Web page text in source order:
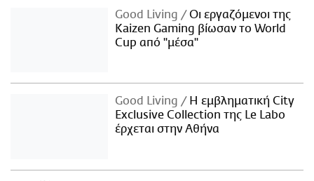
Good Living
Οι εργαζόμενοι της
Kaizen Gaming βίωσαν το World
Cup από "μέσα"
Good Living
Η εμβληματική City
Exclusive Collection της Le Labo
έρχεται στην Αθήνα